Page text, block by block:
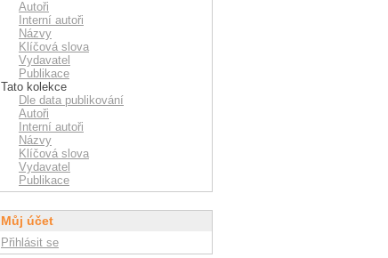
Autoři
Interní autoři
Názvy
Klíčová slova
Vydavatel
Publikace
Tato kolekce
Dle data publikování
Autoři
Interní autoři
Názvy
Klíčová slova
Vydavatel
Publikace
Můj účet
Přihlásit se